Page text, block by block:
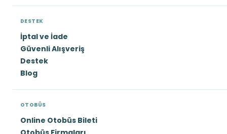
DESTEK
İptal ve İade
Güvenli Alışveriş
Destek
Blog
OTOBÜS
Online Otobüs Bileti